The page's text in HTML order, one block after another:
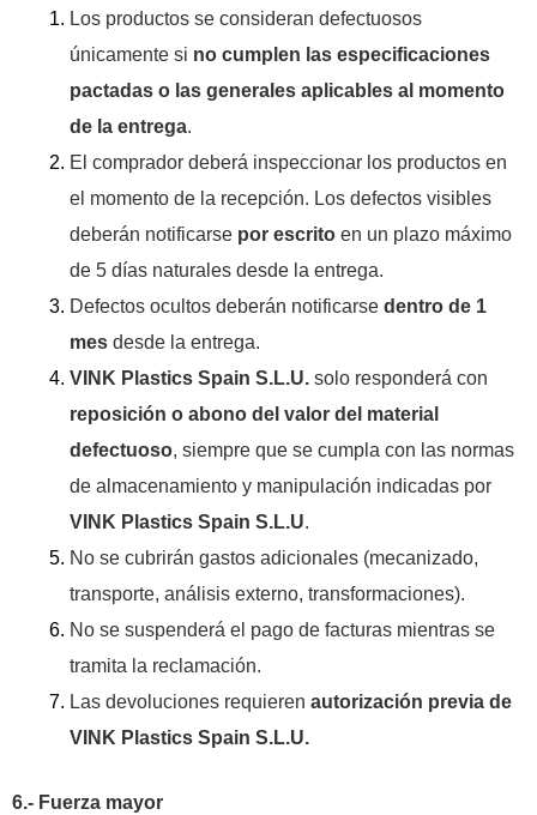
Los productos se consideran defectuosos
únicamente si no cumplen las especificaciones
pactadas o las generales aplicables al momento
de la entrega.
El comprador deberá inspeccionar los productos en
el momento de la recepción. Los defectos visibles
deberán notificarse por escrito en un plazo máximo
de 5 días naturales desde la entrega.
Defectos ocultos deberán notificarse dentro de 1
mes desde la entrega.
VINK Plastics Spain S.L.U. solo responderá con
reposición o abono del valor del material
defectuoso, siempre que se cumpla con las normas
de almacenamiento y manipulación indicadas por
VINK Plastics Spain S.L.U.
No se cubrirán gastos adicionales (mecanizado,
transporte, análisis externo, transformaciones).
No se suspenderá el pago de facturas mientras se
tramita la reclamación.
Las devoluciones requieren autorización previa de
VINK Plastics Spain S.L.U.
6.- Fuerza mayor